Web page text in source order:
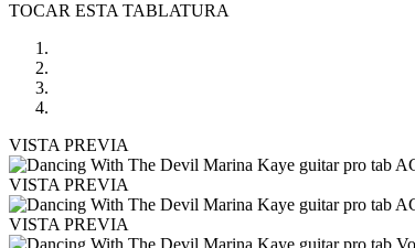
TOCAR ESTA TABLATURA
VISTA PREVIA
VISTA PREVIA
VISTA PREVIA